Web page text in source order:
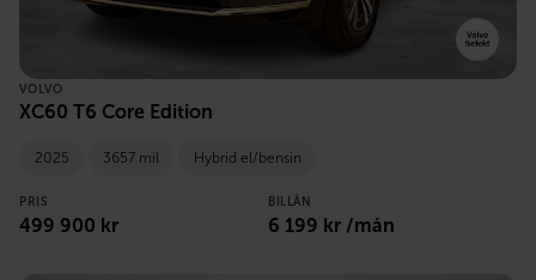
VOLVO
XC60 T6 Core Edition
2025 3657 mil Hybrid el/bensin
PRIS
499 900 kr
BILLÅN
6 199 kr /mån